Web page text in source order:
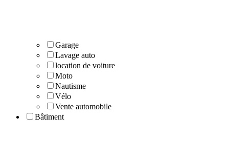
Garage
Lavage auto
location de voiture
Moto
Nautisme
Vélo
Vente automobile
Bâtiment